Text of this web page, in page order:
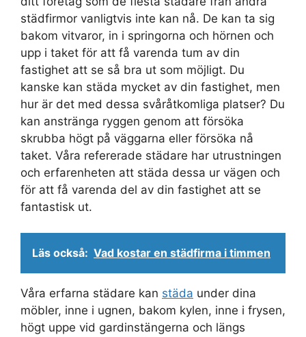
städfirmor vanligtvis inte kan nå. De kan ta sig
bakom vitvaror, in i springorna och hörnen och
upp i taket för att få varenda tum av din
fastighet att se så bra ut som möjligt. Du
kanske kan städa mycket av din fastighet, men
hur är det med dessa svåråtkomliga platser? Du
kan anstränga ryggen genom att försöka
skrubba högt på väggarna eller försöka nå
taket. Våra refererade städare har utrustningen
och erfarenheten att städa dessa ur vägen och
för att få varenda del av din fastighet att se
fantastisk ut.
Läs också: Vad kostar en städfirma i timmen
Våra erfarna städare kan städa under dina
möbler, inne i ugnen, bakom kylen, inne i frysen,
högt uppe vid gardinstängerna och längs